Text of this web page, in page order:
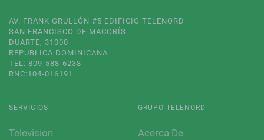
AV. FRANK GRULLÓN #5 EDIFICIO TELENORD
SAN FRANCISCO DE MACORÍS
DUARTE, 31000
REPUBLICA DOMINICANA
TEL: 809-588-6238
RNC:104-016191
SERVICIOS
Television
GRUPO TELENORD
Acerca De